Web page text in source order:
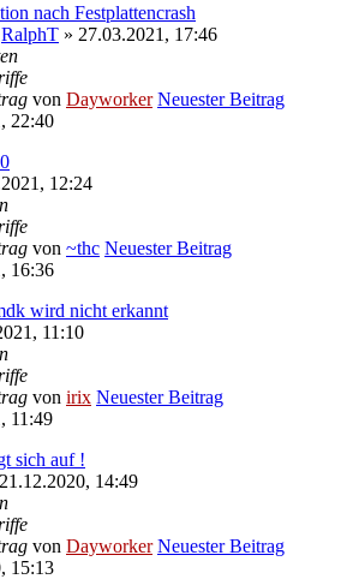
nach Festplattencrash
RalphT » 27.03.2021, 17:46
von Dayworker Neuester Beitrag
22:40
12:24
von ~thc Neuester Beitrag
16:36
wird nicht erkannt
11:10
von irix Neuester Beitrag
11:49
sich auf !
14:49
von Dayworker Neuester Beitrag
15:13